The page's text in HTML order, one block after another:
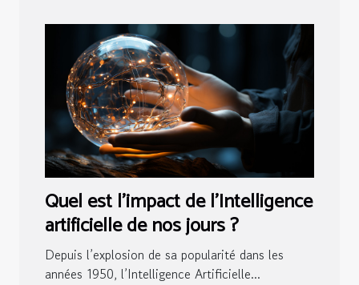
Quel est l’impact de l’Intelligence
artificielle de nos jours ?
Depuis l’explosion de sa popularité dans les
années 1950, l’Intelligence Artificielle...